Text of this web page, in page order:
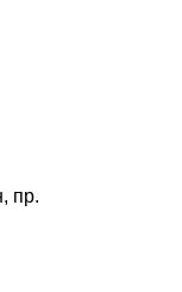
пр.